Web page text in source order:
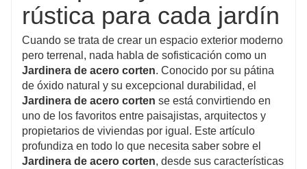
rústica para cada jardín
Cuando se trata de crear un espacio exterior moderno
pero terrenal, nada habla de sofisticación como un
Jardinera de acero corten. Conocido por su pátina
de óxido natural y su excepcional durabilidad, el
Jardinera de acero corten se está convirtiendo en
uno de los favoritos entre paisajistas, arquitectos y
propietarios de viviendas por igual. Este artículo
profundiza en todo lo que necesita saber sobre el
Jardinera de acero corten, desde sus características